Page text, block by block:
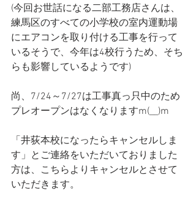
(今回お世話になる二部工務店さんは、
練馬区のすべての小学校の室内運動場
にエアコンを取り付ける工事を行って
いるそうで、今年は4校行うため、そち
らも影響しているようです)
尚、7/24～7/27は工事真っ只中のため
プレオープンはなくなりますm(__)m
「井荻本校になったらキャンセルしま
す」とご連絡をいただいておりました
方は、こちらよりキャンセルとさせて
いただきます。